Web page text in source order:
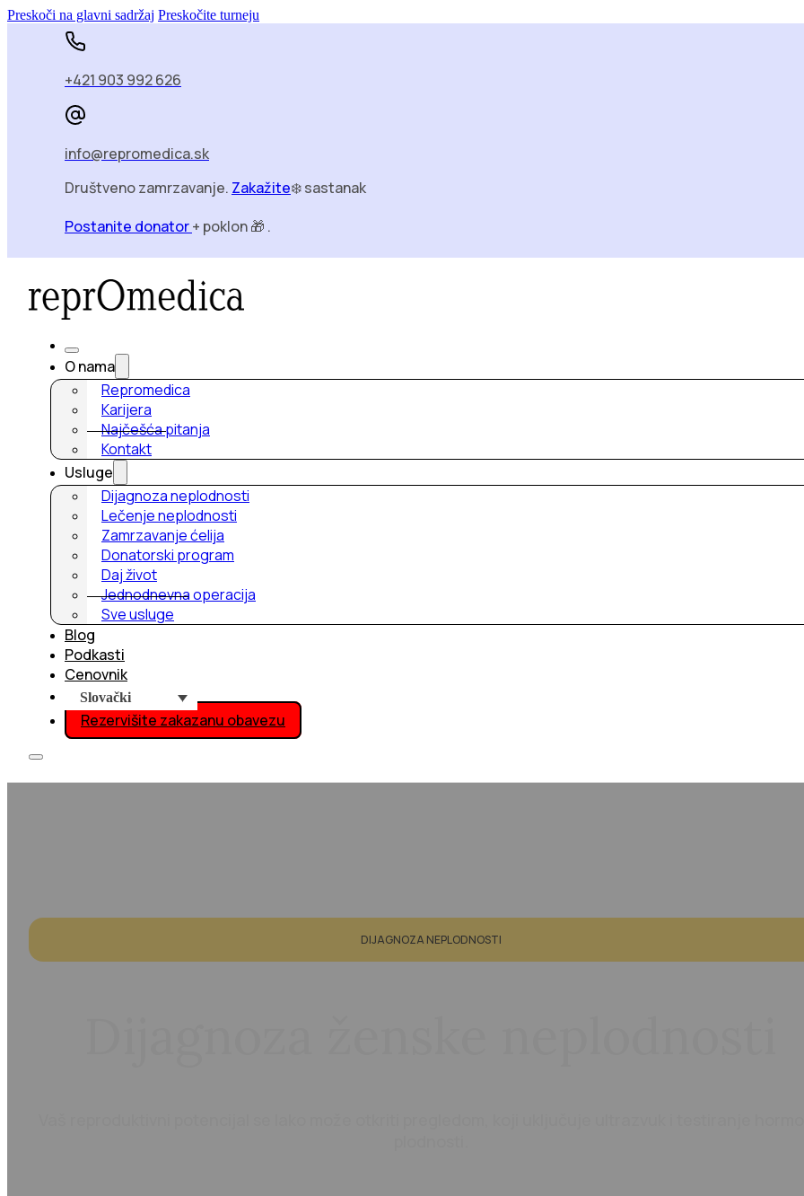
Preskoči na glavni sadržaj Preskočite turneju
+421 903 992 626
info@repromedica.sk
Društveno zamrzavanje. Zakažite❄️ sastanak
Postanite donator+ poklon 🎁 .
O nama
Repromedica
Karijera
Najčešća pitanja
Kontakt
Usluge
Dijagnoza neplodnosti
Lečenje neplodnosti
Zamrzavanje ćelija
Donatorski program
Daj život
Jednodnevna operacija
Sve usluge
Blog
Podkasti
Cenovnik
Slovački
Rezervišite zakazanu obavezu
DIJAGNOZA NEPLODNOSTI